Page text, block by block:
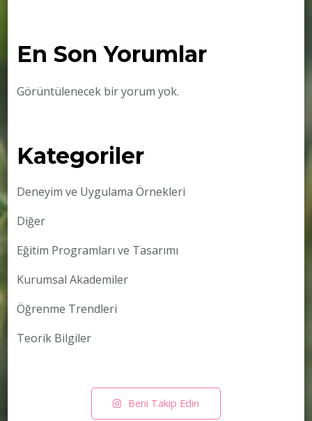
En Son Yorumlar
Görüntülenecek bir yorum yok.
Kategoriler
Deneyim ve Uygulama Örnekleri
Diğer
Eğitim Programları ve Tasarımı
Kurumsal Akademiler
Öğrenme Trendleri
Teorik Bilgiler
Beni Takip Edin